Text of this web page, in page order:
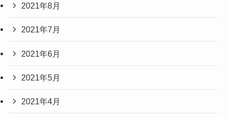
2021年8月
2021年7月
2021年6月
2021年5月
2021年4月